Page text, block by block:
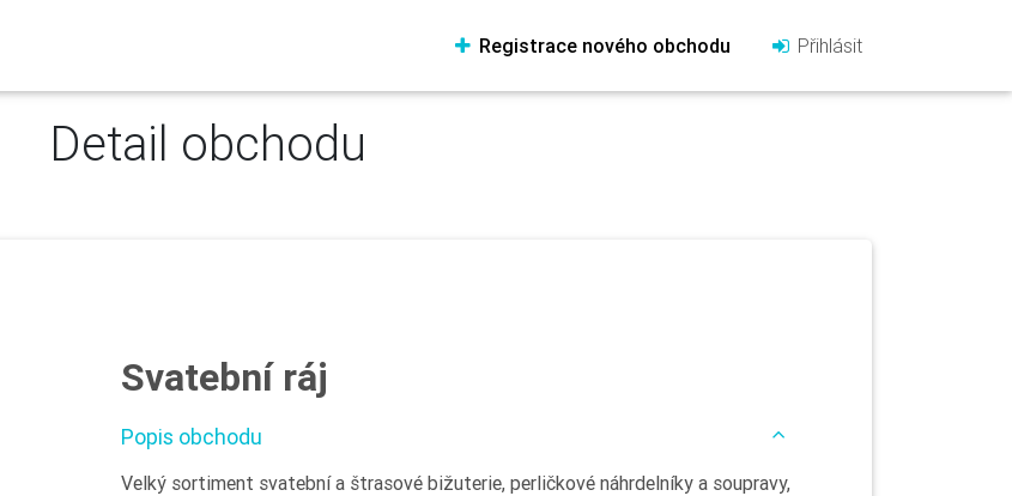
Registrace nového obchodu Přihlásit
Detail obchodu
Svatební ráj
Popis obchodu
Velký sortiment svatební a štrasové bižuterie, perličkové náhrdelníky a soupravy,